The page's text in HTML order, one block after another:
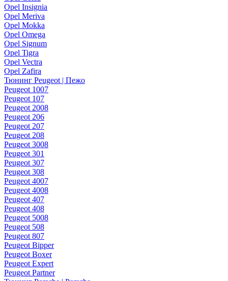
Opel Insignia
Opel Meriva
Opel Mokka
Opel Omega
Opel Signum
Opel Tigra
Opel Vectra
Opel Zafira
Тюнинг Peugeot | Пежо
Peugeot 1007
Peugeot 107
Peugeot 2008
Peugeot 206
Peugeot 207
Peugeot 208
Peugeot 3008
Peugeot 301
Peugeot 307
Peugeot 308
Peugeot 4007
Peugeot 4008
Peugeot 407
Peugeot 408
Peugeot 5008
Peugeot 508
Peugeot 807
Peugeot Bipper
Peugeot Boxer
Peugeot Expert
Peugeot Partner